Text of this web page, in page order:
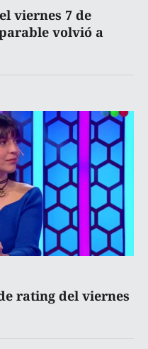
viernes 7 de
volvió a
rating del viernes